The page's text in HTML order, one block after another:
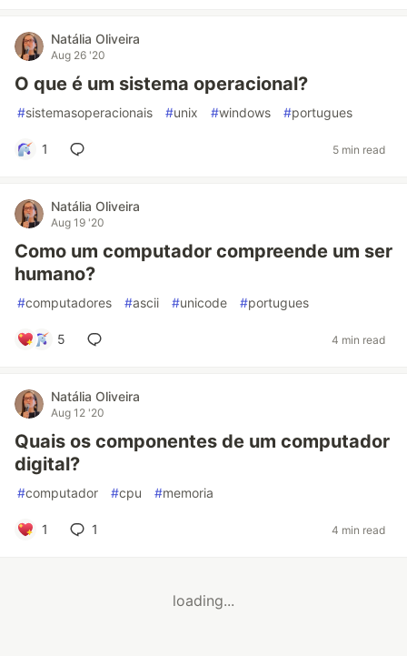
Natália Oliveira
Aug 26 '20
O que é um sistema operacional?
#sistemasoperacionais #unix #windows #portugues
1 5 min read
Natália Oliveira
Aug 19 '20
Como um computador compreende um ser
humano?
#computadores #ascii #unicode #portugues
5 4 min read
Natália Oliveira
Aug 12 '20
Quais os componentes de um computador
digital?
#computador #cpu #memoria
1 1 4 min read
loading...